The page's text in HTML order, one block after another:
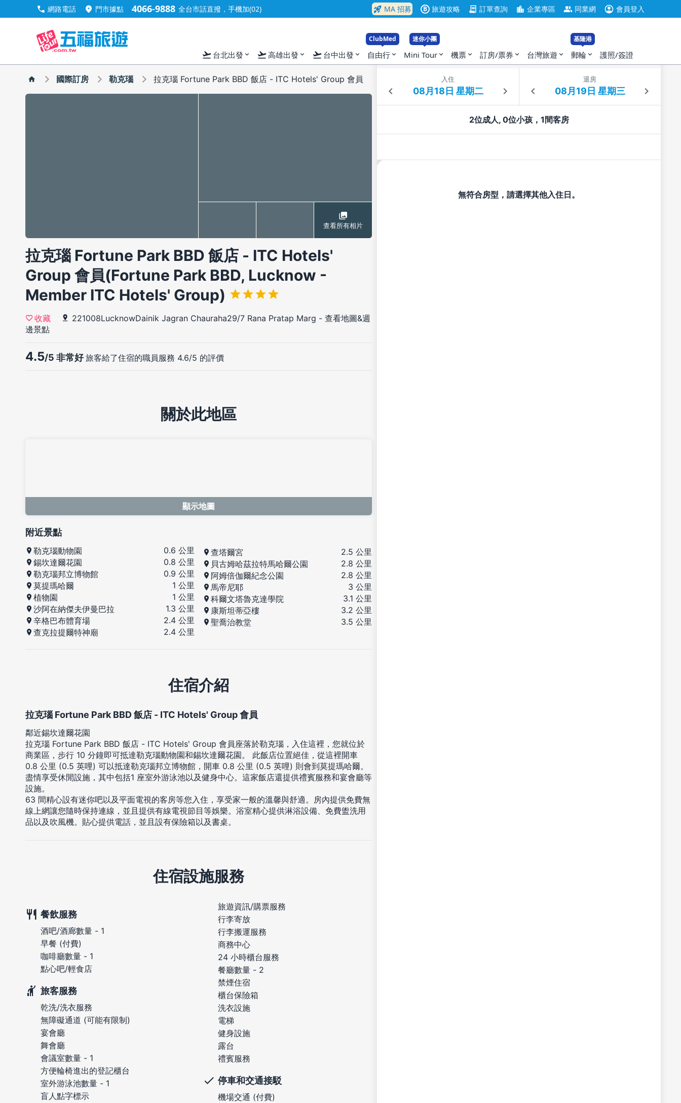
call 網路電話 location_on 門市據點 4066-9888 全台市話直撥，手機加(02) rocket_launch MA 招募 B 旅遊攻略 contract 訂單查詢 location_city 企業專區 group 同業網 account_circle 會員登入
flight_takeoff 台北出發 expand_more flight_takeoff高雄出發 expand_more flight_takeoff 台中出發 expand_more
ClubMed
自由行 expand_more
迷你小團
Mini Tour expand_more 機票 expand_more 訂房/票券 expand_more 台灣旅遊 expand_more
基隆港
郵輪 expand_more 護照/簽證
國際訂房 勒克瑙 拉克瑙 Fortune Park BBD 飯店 - ITC Hotels' Group 會員
查看所有相片
拉克瑙 Fortune Park BBD 飯店 - ITC Hotels'
Group 會員(Fortune Park BBD, Lucknow -
Member ITC Hotels' Group)
收藏 221008LucknowDainik Jagran Chauraha29/7 Rana Pratap Marg - 查看地圖&週
邊景點
4.5/5 非常好旅客給了住宿的職員服務 4.6/5 的評價
入住 退房
2位成人, 0位小孩，1間客房
無符合房型，請選擇其他入住日。
關於此地區
顯示地圖
附近景點
勒克瑙動物園
0.6 公里
錫坎達爾花園
0.8 公里
勒克瑙邦立博物館
0.9 公里
莫提瑪哈爾
1 公里
植物園
1 公里
沙阿在納傑夫伊曼巴拉
1.3 公里
辛格巴布體育場
2.4 公里
查克拉提爾特神廟
2.4 公里
查塔爾宮
2.5 公里
貝古姆哈茲拉特馬哈爾公園
2.8 公里
阿姆倍伽爾紀念公園
2.8 公里
馬帝尼耶
3 公里
科爾文塔魯克達學院
3.1 公里
康斯坦蒂亞樓
3.2 公里
聖喬治教堂
3.5 公里
住宿介紹
拉克瑙 Fortune Park BBD 飯店 - ITC Hotels' Group 會員
鄰近錫坎達爾花園
拉克瑙 Fortune Park BBD 飯店 - ITC Hotels' Group 會員座落於勒克瑙，入住這裡，您就位於
商業區，步行 10 分鐘即可抵達勒克瑙動物園和錫坎達爾花園。 此飯店位置絕佳，從這裡開車
0.8 公里 (0.5 英哩) 可以抵達勒克瑙邦立博物館，開車 0.8 公里 (0.5 英哩) 則會到莫提瑪哈爾。
盡情享受休閒設施，其中包括1 座室外游泳池以及健身中心。這家飯店還提供禮賓服務和宴會廳等
設施。
63 間精心設有迷你吧以及平面電視的客房等您入住，享受家一般的溫馨與舒適。房內提供免費無
線上網讓您隨時保持連線，並且提供有線電視節目等娛樂。浴室精心提供淋浴設備、免費盥洗用
品以及吹風機。貼心提供電話，並且設有保險箱以及書桌。
住宿設施服務
餐飲服務
酒吧/酒廊數量 - 1
早餐 (付費)
咖啡廳數量 - 1
點心吧/輕食店
旅客服務
乾洗/洗衣服務
無障礙通道 (可能有限制)
宴會廳
舞會廳
會議室數量 - 1
方便輪椅進出的登記櫃台
室外游泳池數量 - 1
盲人點字標示
旅遊資訊/購票服務
行李寄放
行李搬運服務
商務中心
24 小時櫃台服務
餐廳數量 - 2
禁煙住宿
櫃台保險箱
洗衣設施
電梯
健身設施
露台
禮賓服務
停車和交通接駁
機場交通 (付費)